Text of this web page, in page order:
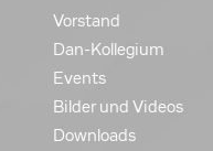
Vorstand
Dan-Kollegium
Events
Bilder und Videos
Downloads